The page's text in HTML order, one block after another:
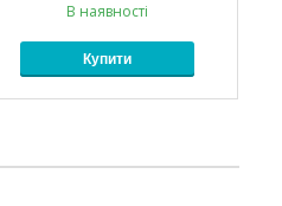
В наявності
Купити